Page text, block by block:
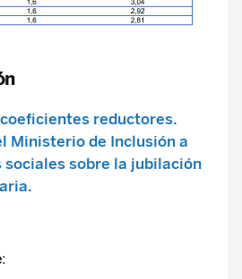
reductores.
Ministerio de Inclusión a
sobre la jubilación